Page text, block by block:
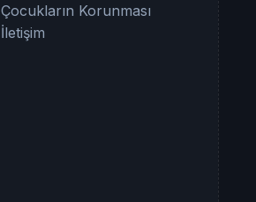
Çocukların Korunması
İletişim